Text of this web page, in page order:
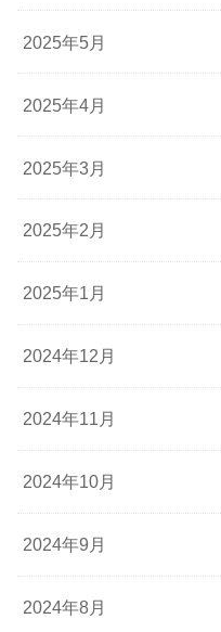
2025年5月
2025年4月
2025年3月
2025年2月
2025年1月
2024年12月
2024年11月
2024年10月
2024年9月
2024年8月